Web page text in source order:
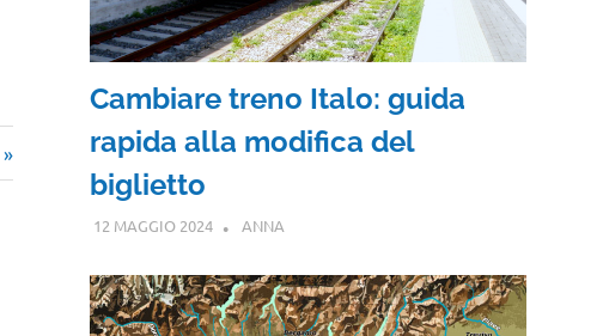
Cambiare treno Italo: guida
rapida alla modifica del
biglietto
12 MAGGIO 2024 ANNA